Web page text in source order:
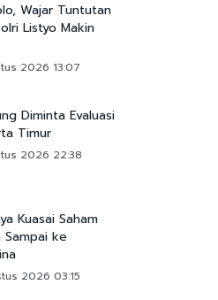
Wajar Tuntutan
Listyo Makin
2026 13:07
Diminta Evaluasi
Timur
2026 22:38
Kuasai Saham
Sampai ke
2026 03:15